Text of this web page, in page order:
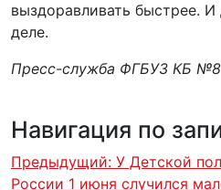
выздоравливать быстрее.
деле.
Пресс-служба ФГБУЗ КБ
Навигация по
Предыдущий: У Детской
России 1 июня случился